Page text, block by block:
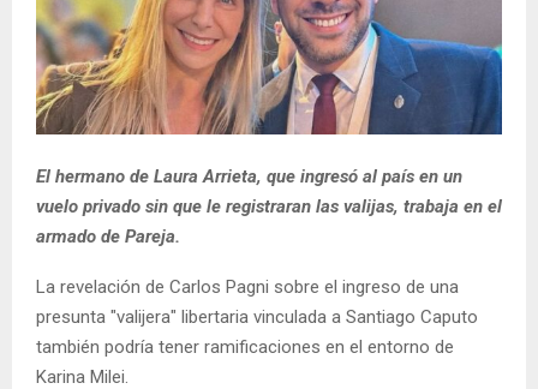
El hermano de Laura Arrieta, que ingresó al país en un
vuelo privado sin que le registraran las valijas, trabaja en el
armado de Pareja.
La revelación de Carlos Pagni sobre el ingreso de una
presunta "valijera" libertaria vinculada a Santiago Caputo
también podría tener ramificaciones en el entorno de
Karina Milei.